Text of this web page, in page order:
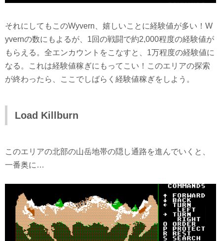
それにしてもこのWyvern、嬉しいことに経験値が多い！W
yvernの数にもよるが、1回の戦闘で約2,000程度の経験値が
もらえる。全エンカウントをこなすと、1万程度の経験値に
なる。これは経験値稼ぎにもってこい！このエリアの探索
が終わったら、ここでしばらく経験値稼ぎをしよう。
Load Killburn
このエリアの北部の山岳地帯の隠し通路を進んでいくと、
一番奥に…